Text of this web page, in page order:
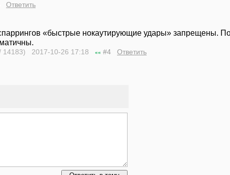
Ответить
«быстрые нокаутирующие удары» запрещены.
14183) 2017-10-26 17:18 «« #4 Ответить